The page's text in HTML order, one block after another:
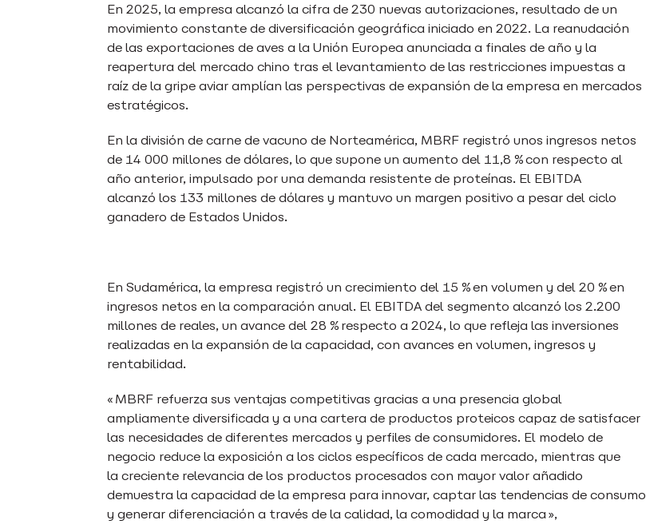
En 2025, la empresa alcanzó la cifra de 230 nuevas autorizaciones, resultado de un
movimiento constante de diversificación geográfica iniciado en 2022. La reanudación
de las exportaciones de aves a la Unión Europea anunciada a finales de año y la
reapertura del mercado chino tras el levantamiento de las restricciones impuestas a
raíz de la gripe aviar amplían las perspectivas de expansión de la empresa en mercados
estratégicos.
En la división de carne de vacuno de Norteamérica, MBRF registró unos ingresos netos
de 14 000 millones de dólares, lo que supone un aumento del 11,8 % con respecto al
año anterior, impulsado por una demanda resistente de proteínas. El EBITDA
alcanzó los 133 millones de dólares y mantuvo un margen positivo a pesar del ciclo
ganadero de Estados Unidos.
En Sudamérica, la empresa registró un crecimiento del 15 % en volumen y del 20 % en
ingresos netos en la comparación anual. El EBITDA del segmento alcanzó los 2.200
millones de reales, un avance del 28 % respecto a 2024, lo que refleja las inversiones
realizadas en la expansión de la capacidad, con avances en volumen, ingresos y
rentabilidad.
«MBRF refuerza sus ventajas competitivas gracias a una presencia global
ampliamente diversificada y a una cartera de productos proteicos capaz de satisfacer
las necesidades de diferentes mercados y perfiles de consumidores. El modelo de
negocio reduce la exposición a los ciclos específicos de cada mercado, mientras que
la creciente relevancia de los productos procesados con mayor valor añadido
demuestra la capacidad de la empresa para innovar, captar las tendencias de consumo
y generar diferenciación a través de la calidad, la comodidad y la marca»,